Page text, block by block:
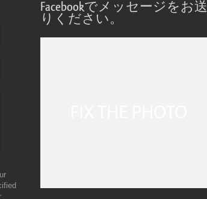
Facebookでメッセージをお送
りください。